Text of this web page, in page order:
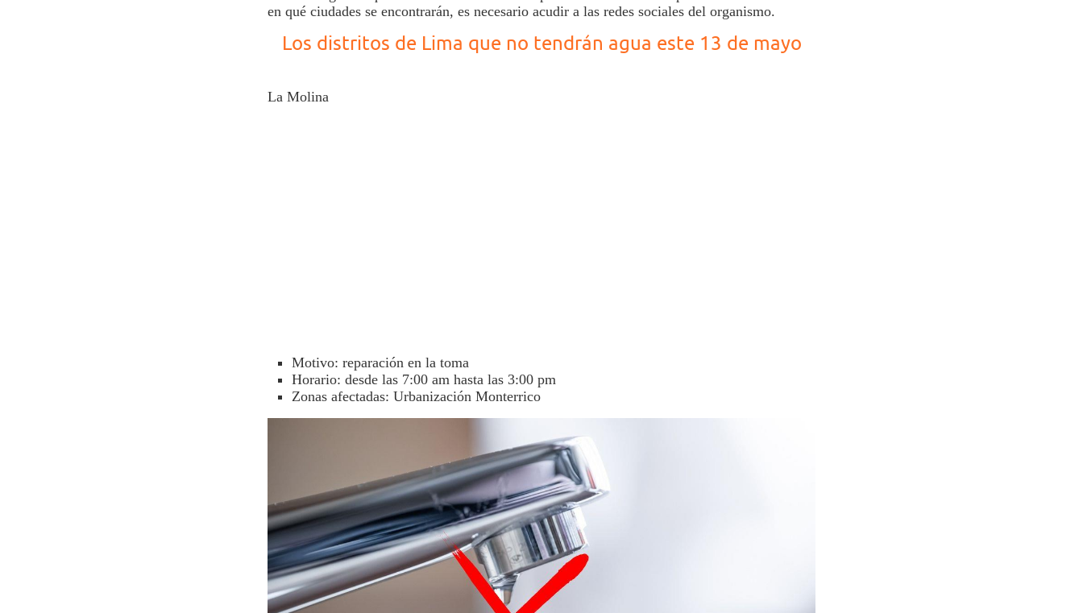
en qué ciudades se encontrarán, es necesario acudir a las redes sociales del organismo.
Los distritos de Lima que no tendrán agua este 13 de mayo
La Molina
Motivo: reparación en la toma
Horario: desde las 7:00 am hasta las 3:00 pm
Zonas afectadas: Urbanización Monterrico